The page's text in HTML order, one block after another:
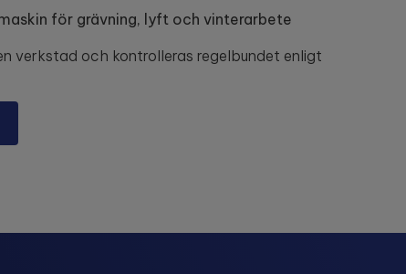
för grävning, lyft och vinterarbete
verkstad och kontrolleras regelbundet enligt